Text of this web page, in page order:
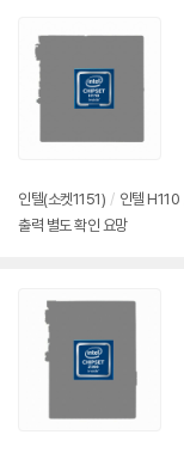
인텔(소켓1151) / 인텔 H110
출력 별도 확인 요망